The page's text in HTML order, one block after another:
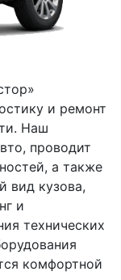
и ремонт
Наш
проводит
а также
вид кузова,
и
технических
комфортной